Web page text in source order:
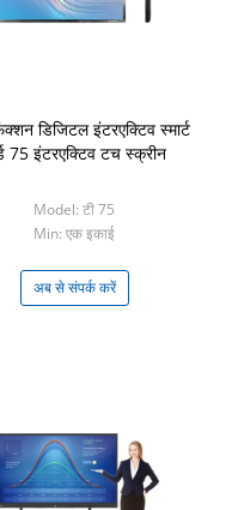
डिजिटल इंटरएक्टिव स्मार्ट
75 इंटरएक्टिव टच स्क्रीन
Model: टी 75
Min: एक इकाई
अब से संपर्क करें